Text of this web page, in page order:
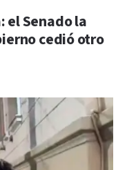
el Senado la
cedió otro